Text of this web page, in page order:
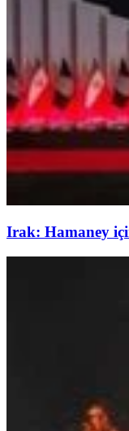
Irak: Hamaney